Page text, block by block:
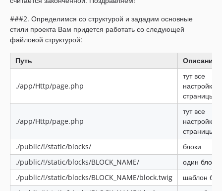
###2. Определимся со структурой и зададим основные
стили проекта Вам придется работать со следующей
файловой структурой:
Путь Описание
./app/Http/page.php
тут все
настройки
страницы
./app/Http/page.php
тут все
настройки
страницы
./public/!/static/blocks/
блоки
./public/!/static/blocks/BLOCK_NAME/
один блок
./public/!/static/blocks/BLOCK_NAME/block.twig
шаблон